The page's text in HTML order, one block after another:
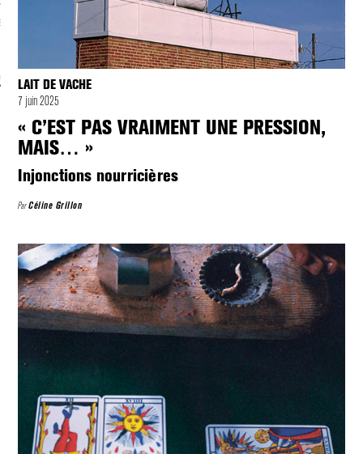
VAGUES
politique et critique de la technologie
LAIT DE VACHE
7 juin 2025
« C’EST PAS VRAIMENT UNE PRESSION,
MAIS… »
Injonctions nourricières
ParCéline Grillon